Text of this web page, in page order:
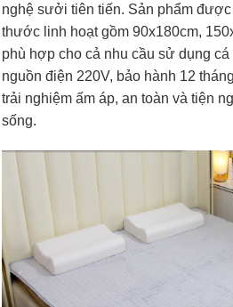
nghệ sưởi tiên tiến. Sản phẩm
thước linh hoạt gồm 90x180cm,
phù hợp cho cả nhu cầu sử dụng
nguồn điện 220V, bảo hành 12
trải nghiệm ấm áp, an toàn và tiện
sống.